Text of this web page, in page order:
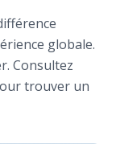
globale.
Consultez
trouver un